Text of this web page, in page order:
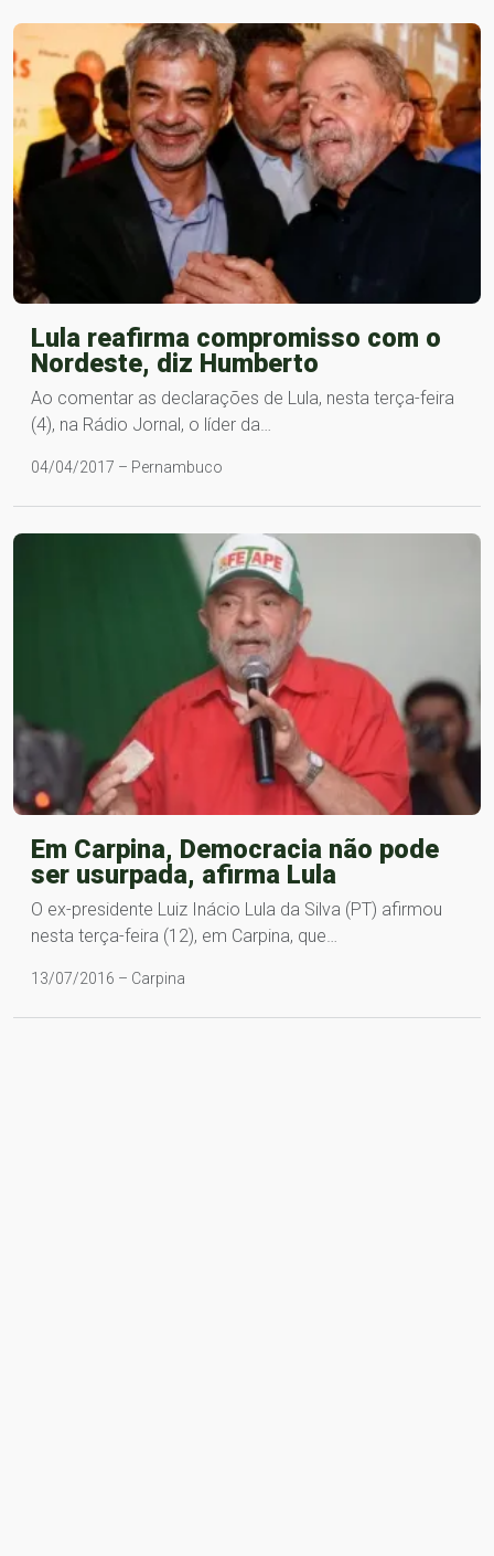
Lula reafirma compromisso com o
Nordeste, diz Humberto
Ao comentar as declarações de Lula, nesta terça-feira
(4), na Rádio Jornal, o líder da…
04/04/2017 – Pernambuco
Em Carpina, Democracia não pode
ser usurpada, afirma Lula
O ex-presidente Luiz Inácio Lula da Silva (PT) afirmou
nesta terça-feira (12), em Carpina, que…
13/07/2016 – Carpina